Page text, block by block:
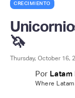
CRECIMIENTO
🦄
Thursday, October 16,
Por Latam
Where